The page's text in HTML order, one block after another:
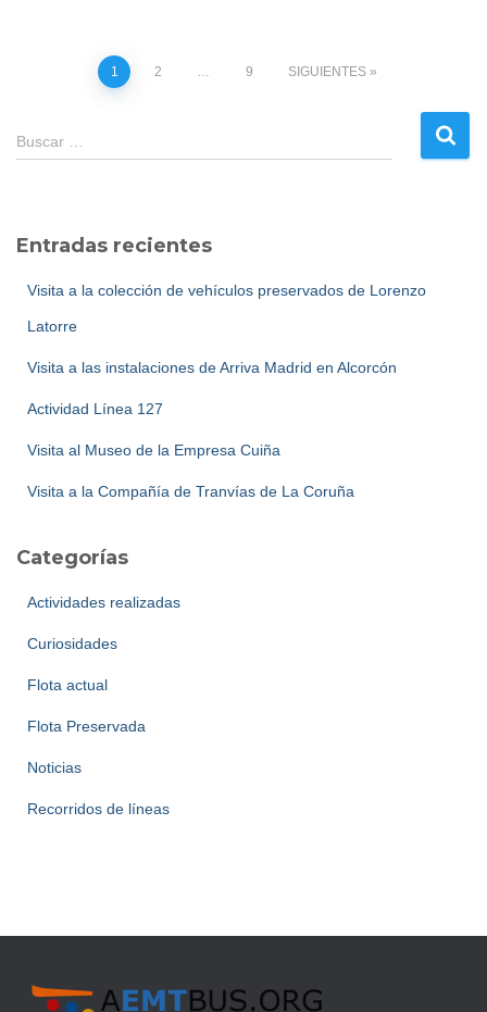
Paginación
de
1 2 … 9 SIGUIENTES
B
u
r
Buscar …
Entradas recientes
Visita a la colección de vehículos preservados de Lorenzo
Latorre
Visita a las instalaciones de Arriva Madrid en Alcorcón
Actividad Línea 127
Visita al Museo de la Empresa Cuiña
Visita a la Compañía de Tranvías de La Coruña
Categorías
Actividades realizadas
Curiosidades
Flota actual
Flota Preservada
Noticias
Recorridos de líneas